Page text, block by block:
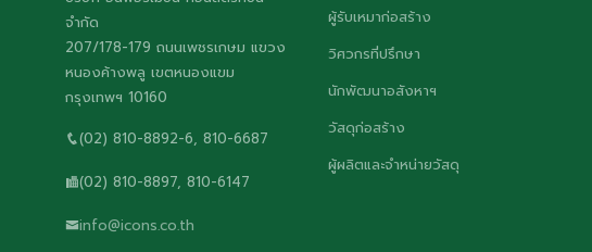
จำกัด
207/178-179 ถนนเพชรเกษม แขวง
หนองค้างพลู เขตหนองแขม
กรุงเทพฯ 10160
(02) 810-8892-6, 810-6687
(02) 810-8897, 810-6147
info@icons.co.th
ผู้รับเหมาก่อสร้าง
วิศวกรที่ปรึกษา
นักพัฒนาอสังหาฯ
วัสดุก่อสร้าง
ผู้ผลิตและจำหน่ายวัสดุ